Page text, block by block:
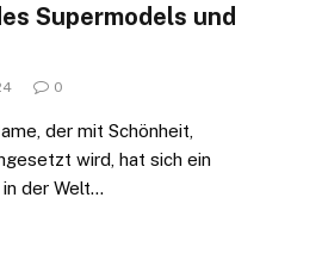
Supermodels und
0
der mit Schönheit,
wird, hat sich ein
der Welt…